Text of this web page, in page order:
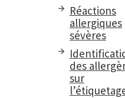
Réactions
allergiques
sévères
des
sur